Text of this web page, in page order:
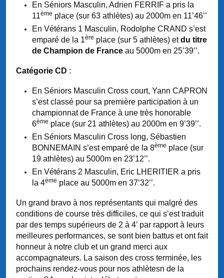
En Séniors Masculin, Adrien FERRIF a pris la
11ème place (sur 63 athlètes) au 2000m en 11’46’’
En Vétérans 1 Masculin, Rodolphe CRAND s’est
emparé de la 1ère place (sur 5 athlètes) etdu titre
de Champion de France au 5000m en 25’39’’.
Catégorie CD :
En Séniors Masculin Cross court, Yann CAPRON
s’est classé pour sa première participation à un
championnat de France à une très honorable
6ème place (sur 21 athlètes) au 2000m en 9’39’’.
En Séniors Masculin Cross long, Sébastien
BONNEMAIN s’est emparé de la 8ème place (sur
19 athlètes) au 5000m en 23’12’’.
En Vétérans 2 Masculin, Eric LHERITIER a pris
la 4ème place au 5000m en 37’32’’.
Un grand bravo à nos représentants qui malgré des
conditions de course très difficiles, ce qui s’est traduit
par des temps supérieurs de 2 à 4’ par rapport à leurs
meilleures performances, se sont bien battus et ont fait
honneur à notre club et un grand merci aux
accompagnateurs. La saison des cross terminée, les
prochains rendez-vous pour nos athlètesn de la